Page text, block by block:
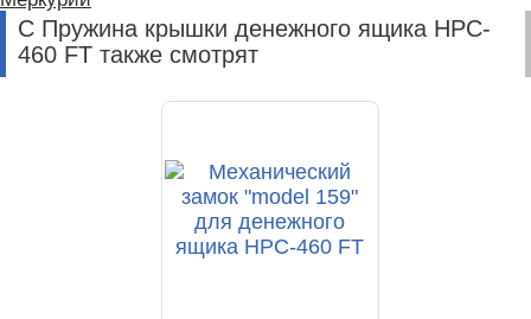
С Пружина крышки денежного ящика HPC-
460 FT также смотрят